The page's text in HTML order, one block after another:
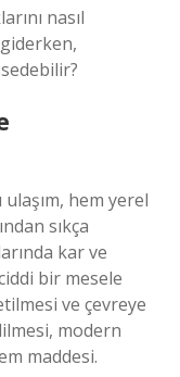
nasıl
ulaşım, hem yerel
sıkça
kar ve
bir mesele
ve çevreye
modern
maddesi.